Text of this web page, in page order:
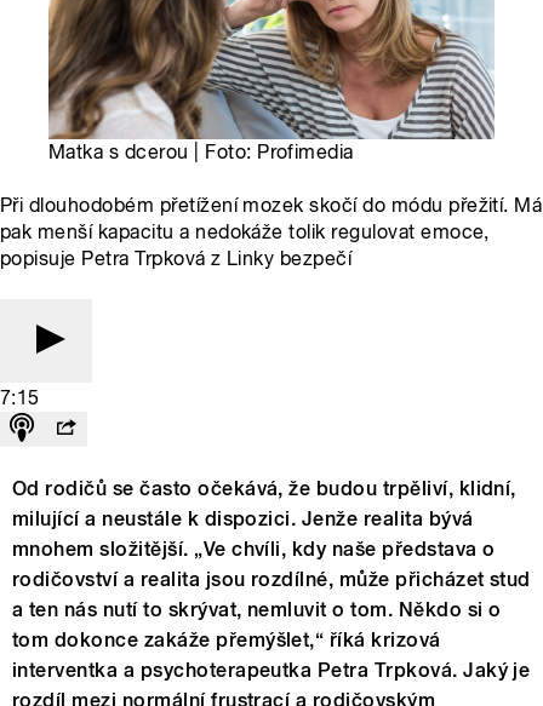
Matka s dcerou | Foto: Profimedia
Při dlouhodobém přetížení mozek skočí do módu přežití. Má
pak menší kapacitu a nedokáže tolik regulovat emoce,
popisuje Petra Trpková z Linky bezpečí
7:15
Od rodičů se často očekává, že budou trpěliví, klidní,
milující a neustále k dispozici. Jenže realita bývá
mnohem složitější. „Ve chvíli, kdy naše představa o
rodičovství a realita jsou rozdílné, může přicházet stud
a ten nás nutí to skrývat, nemluvit o tom. Někdo si o
tom dokonce zakáže přemýšlet,“ říká krizová
interventka a psychoterapeutka Petra Trpková. Jaký je
rozdíl mezi normální frustrací a rodičovským